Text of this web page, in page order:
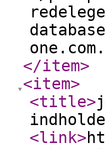
</item>
<item>
<title>
<link>